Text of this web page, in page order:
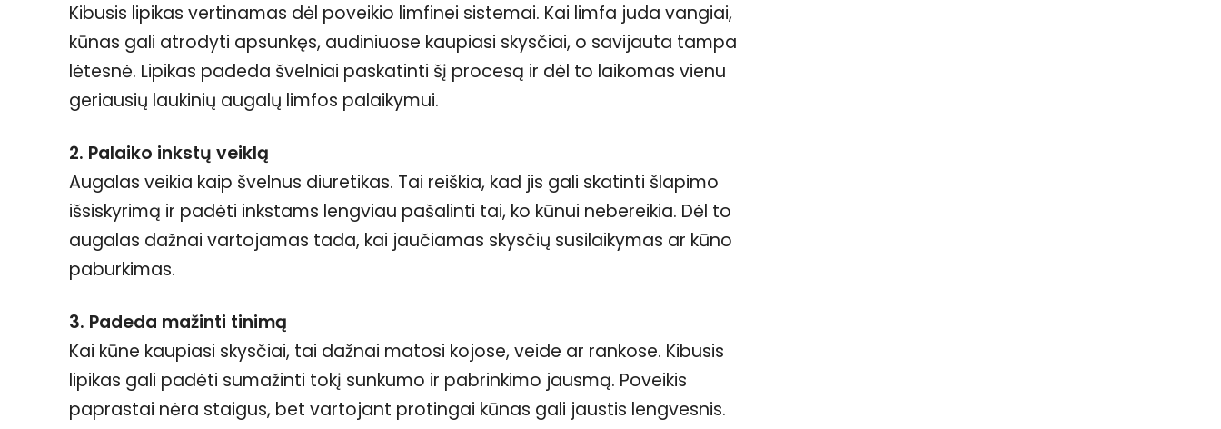
Kibusis lipikas vertinamas dėl poveikio limfinei sistemai. Kai limfa juda vangiai,
kūnas gali atrodyti apsunkęs, audiniuose kaupiasi skysčiai, o savijauta tampa
lėtesnė. Lipikas padeda švelniai paskatinti šį procesą ir dėl to laikomas vienu
geriausių laukinių augalų limfos palaikymui.
2. Palaiko inkstų veiklą
Augalas veikia kaip švelnus diuretikas. Tai reiškia, kad jis gali skatinti šlapimo
išsiskyrimą ir padėti inkstams lengviau pašalinti tai, ko kūnui nebereikia. Dėl to
augalas dažnai vartojamas tada, kai jaučiamas skysčių susilaikymas ar kūno
paburkimas.
3. Padeda mažinti tinimą
Kai kūne kaupiasi skysčiai, tai dažnai matosi kojose, veide ar rankose. Kibusis
lipikas gali padėti sumažinti tokį sunkumo ir pabrinkimo jausmą. Poveikis
paprastai nėra staigus, bet vartojant protingai kūnas gali jaustis lengvesnis.